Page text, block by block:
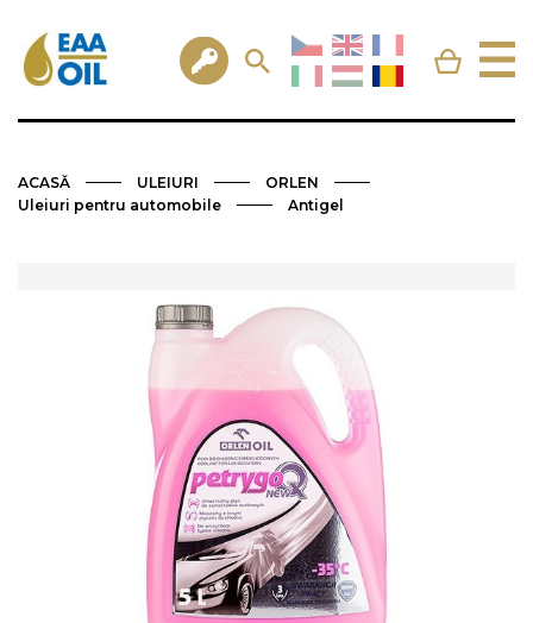
ACASĂ ULEIURI
ORLEN
Uleiuri pentru automobile
Antigel